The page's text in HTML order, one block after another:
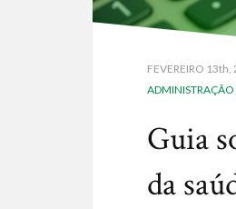
FEVEREIRO 13th,
ADMINISTRAÇÃO
Guia
da